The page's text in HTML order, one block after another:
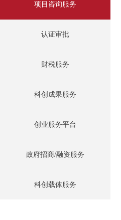
项目咨询服务
认证审批
财税服务
科创成果服务
创业服务平台
政府招商/融资服务
科创载体服务
项目咨询服务